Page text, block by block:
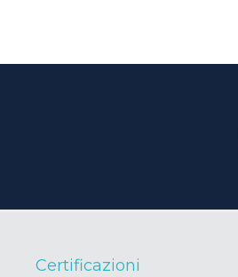
Certificazioni